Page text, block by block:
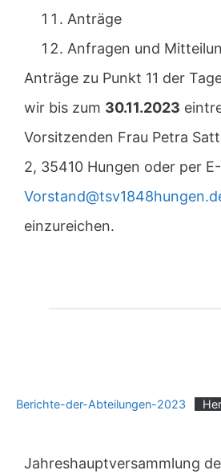
Anträge
Anfragen und
Anträge zu Punkt 11 der
wir bis zum 30.11.2023
Vorsitzenden Frau Petra
2, 35410 Hungen oder per
einzureichen.
Berichte-der-Abteilungen-2023
Jahreshauptversammlung